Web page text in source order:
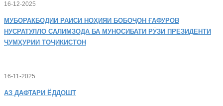
16-12-2025
МУБОРАКБОДИИ РАИСИ НОҲИЯИ БОБОҶОН ҒАФУРОВ
НУСРАТУЛЛО САЛИМЗОДА БА МУНОСИБАТИ РӮЗИ ПРЕЗИДЕНТИ
ҶУМҲУРИИ ТОҶИКИСТОН
16-11-2025
АЗ ДАФТАРИ ЁДДОШТ